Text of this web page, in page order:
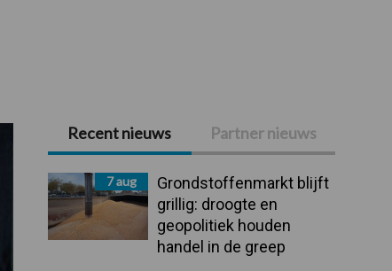
Primaire
Sidebar
Recent nieuws Partner nieuws
7 aug
Grondstoffenmarkt blijft
grillig: droogte en
geopolitiek houden
handel in de greep